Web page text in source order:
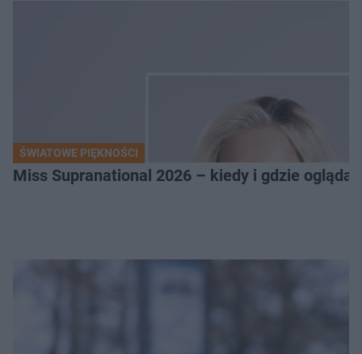
ŚWIATOWE PIĘKNOŚCI
Miss Supranational 2026 – kiedy i gdzie